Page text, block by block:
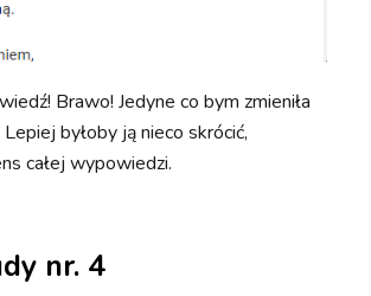
Brawo! Jedyne co bym zmieniła
byłoby ją nieco skrócić,
całej wypowiedzi.
nr. 4